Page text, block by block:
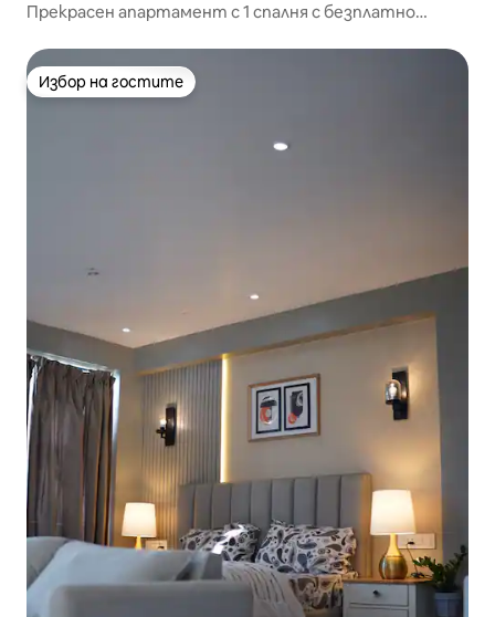
Прекрасен апартамент с 1 спалня с безплатно
насладите!
Избор на гостите
Избор на гостите